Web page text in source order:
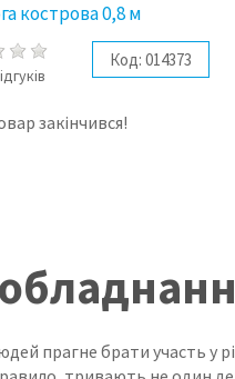
кострова 0,8 м
Код: 014373
закінчився!
прагне брати участь у